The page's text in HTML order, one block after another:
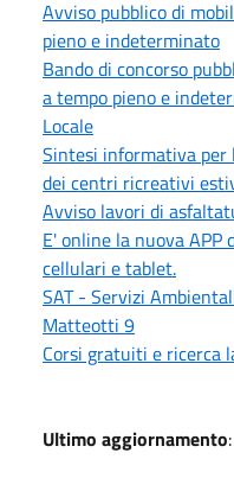
Avviso pubblico di
pieno e indeterminato
Bando di concorso
a tempo pieno e
Locale
Sintesi informativa
dei centri ricreativi
Avviso lavori di
E' online la nuova APP
cellulari e tablet.
SAT - Servizi
Matteotti 9
Corsi gratuiti e ricerca
Ultimo aggiornamento